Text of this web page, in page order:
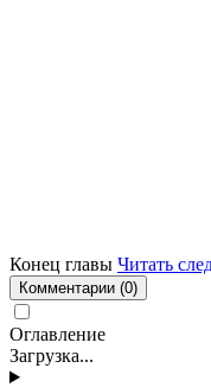
Конец главы Читать
Комментарии (0)
Оглавление
Загрузка...